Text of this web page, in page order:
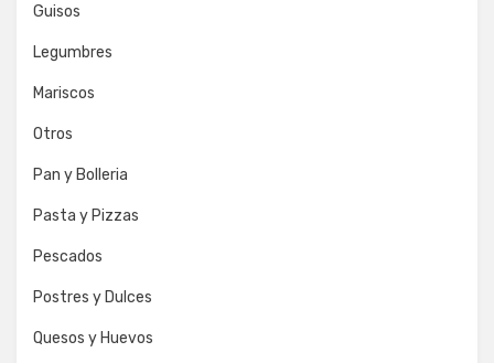
Guisos
Legumbres
Mariscos
Otros
Pan y Bolleria
Pasta y Pizzas
Pescados
Postres y Dulces
Quesos y Huevos